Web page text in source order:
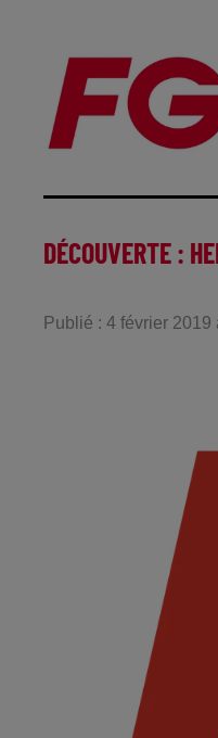
DÉCOUVERTE :
Publié : 4 février